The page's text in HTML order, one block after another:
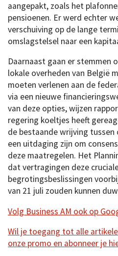
aangepakt, zoals het
pensioenen. Er werd echter
verschuiving op de lange
omslagstelsel naar een
Daarnaast gaan er stemmen
lokale overheden van België
moeten verlenen aan de
via een nieuwe
van deze opties, wijzen
regering koeltjes heeft
de bestaande wrijving
een uitdaging zijn om
deze maatregelen. Het
dat vertragingen deze
begrotingsbeslissingen
van 21 juli zouden kunnen
Volg Business AM ook op
Wil je toegang tot alle
onze promo en abonneer je